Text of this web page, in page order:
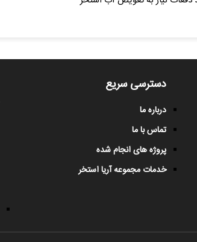
دسترسی سریع
درباره ما
تماس با ما
پروژه های انجام شده
خدمات مجموعه آریا استخر